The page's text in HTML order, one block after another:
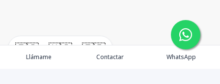
🇪🇸 🇺🇸 🇫🇷
Llámame Contactar WhatsApp